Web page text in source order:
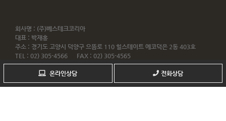
회사명 : (주)베스테크코리아
대표 : 박재홍
주소 : 경기도 고양시 덕양구 으뜸로 110 힐스테이트 에코덕은 2동 403호
TEL : 02) 305-4566 FAX : 02) 305-4565
사업자번호 : 636-86-01646
Copyrightⓒ byBesTEQ Korea
All rights reserved.
Webmaster
온라인상담 전화상담